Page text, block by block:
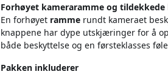
Forhøyet kameraramme og tildekkede
En forhøyet rammerundt kameraet
knappene har dype utskjæringer for å
både beskyttelse og en førsteklasses
Pakken inkluderer